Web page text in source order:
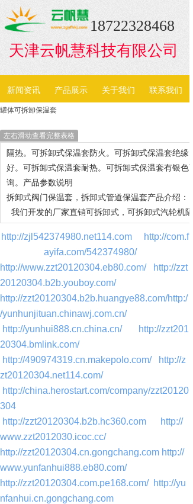
天津云帆慧科技有限公司
18722328468
新闻资讯 产品展示 关于我们 联系我们
罐体可拆卸保温套
左右滑动查看完整表格
隔热。可拆卸式保温套防火。可拆卸式保温套绝
好。可拆卸式保温套耐热。可拆卸式保温套有银
询。产品参数说明
拆卸式阀门保温套，拆卸式管道保温套产品介绍：
我们开发的厂家直销可拆卸式，可拆卸式汽轮机
http://zjl542374980.net114.com
http://com.f
ayifa.com/542374980/
http://www.zzt20120304.eb80.com/
http://zzt
20120304.b2b.youboy.com/
http://zzt20120304.b2b.huangye88.com/http:/
/yunhunjituan.chinawj.com.cn/
http://yunhui888.cn.china.cn/
http://zzt201
20304.bmlink.com/
http://490974319.cn.makepolo.com/
http://z
zt20120304.net114.com/
http://china.herostart.com/company/zzt20120
304
http://zzt20120304.b2b.hc360.com
http://
www.zzt2012030.icoc.cc/
http://zzt20120304.cn.gongchang.com http://
www.yunfanhui888.eb80.com/
http://zzt20120304.com.pe168.com/ http://yu
nfanhui.cn.gongchang.com